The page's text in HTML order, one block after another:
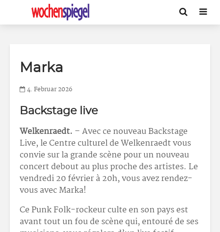
Marka
4. Februar 2026
Backstage live
Welkenraedt. – Avec ce nouveau Backstage
Live, le Centre culturel de Welkenraedt vous
convie sur la grande scène pour un nouveau
concert debout au plus proche des artistes. Le
vendredi 20 février à 20h, vous avez rendez-
vous avec Marka!
Ce Punk Folk-rockeur culte en son pays est
avant tout un fou de scène qui, entouré de ses